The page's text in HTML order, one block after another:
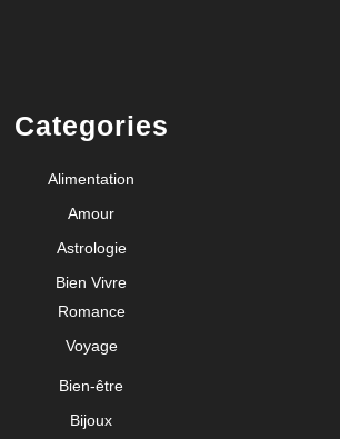
Categories
Alimentation
Amour
Astrologie
Bien Vivre
Romance
Voyage
Bien-être
Bijoux